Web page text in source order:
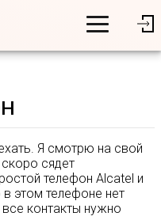
Я смотрю на свой
сядет
телефон Alcatel и
этом телефоне нет
все контакты нужно